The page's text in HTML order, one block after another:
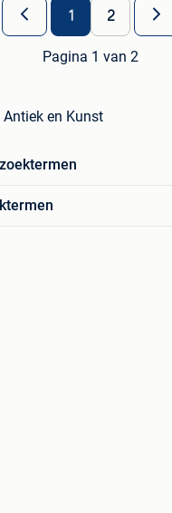
1 2
Pagina 1 van 2
en Kunst